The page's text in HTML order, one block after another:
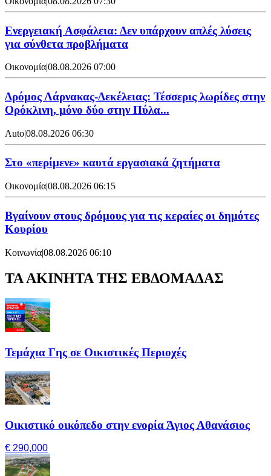
Ενεργειακή Ασφάλεια: Δεν υπάρχουν απλές λύσεις
για σύνθετα προβλήματα
Οικονομία|08.08.2026 07:00
Δρόμος Λάρνακας-Δεκέλειας: Τέσσερις λωρίδες στην
Ορόκλινη, μόνο δύο στην Πύλα...
Auto|08.08.2026 06:30
Στο «περίμενε» καυτά εργασιακά ζητήματα
Οικονομία|08.08.2026 06:15
Βγαίνουν στους δρόμους για τις κεραίες οι δημότες
Κουρίου
Κοινωνία|08.08.2026 06:10
ΤΑ ΑΚΙΝΗΤΑ ΤΗΣ ΕΒΔΟΜΑΔΑΣ
Τεμάχια Γης σε Οικιστικές Περιοχές
Οικιστικό οικόπεδο στην ενορία Άγιος Αθανάσιος
€ 290,000